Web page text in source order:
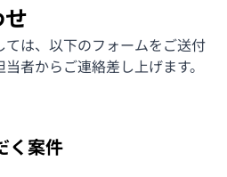
は、以下のフォームをご送付
者からご連絡差し上げます。
く案件